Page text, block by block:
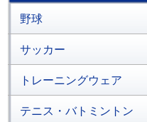
野球
サッカー
トレーニングウェア
テニス・バトミントン